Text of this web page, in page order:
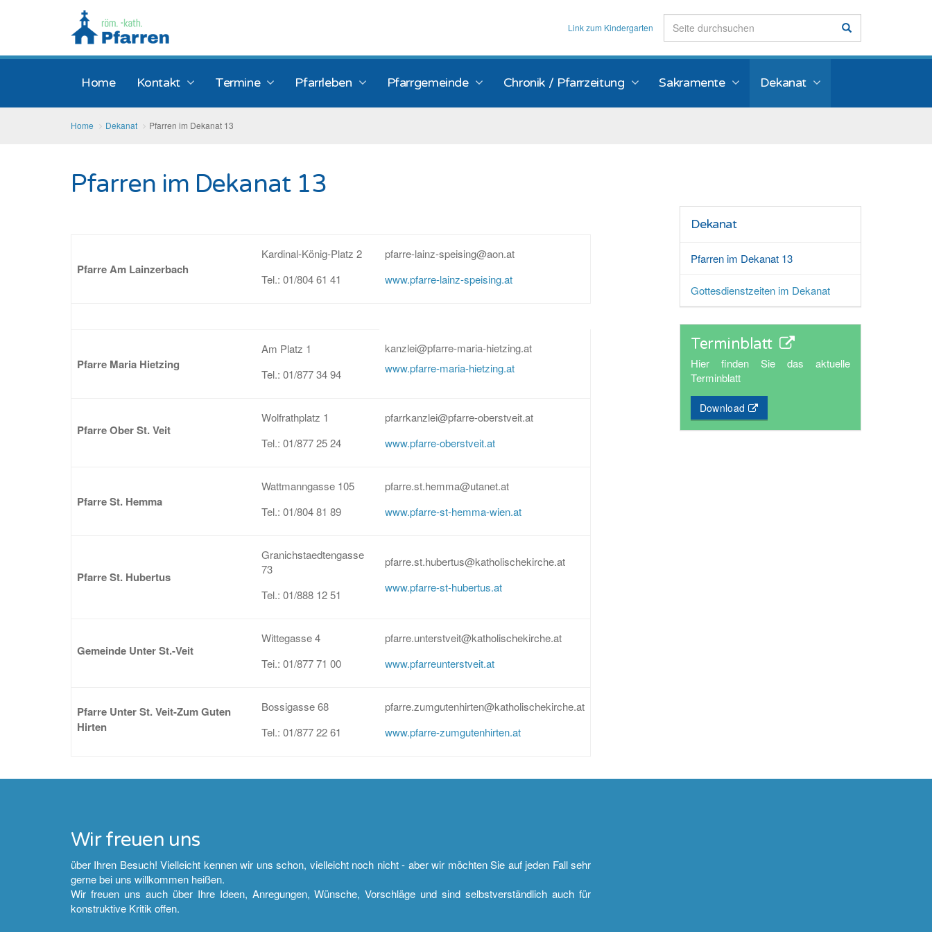
Home Kontakt Termine Pfarrleben Pfarrgemeinde Chronik / Pfarrzeitung Sakramente Dekanat
Link zum Kindergarten
Home Dekanat Pfarren im Dekanat 13
Pfarren im Dekanat 13
Pfarre Am Lainzerbach
Kardinal-König-Platz 2
Tel.: 01/804 61 41
pfarre-lainz-speising@aon.at
www.pfarre-lainz-speising.at
Pfarre Maria Hietzing
Am Platz 1
Tel.: 01/877 34 94
kanzlei@pfarre-maria-hietzing.at
www.pfarre-maria-hietzing.at
Pfarre Ober St. Veit
Wolfrathplatz 1
Tel.: 01/877 25 24
pfarrkanzlei@pfarre-oberstveit.at
www.pfarre-oberstveit.at
Pfarre St. Hemma
Wattmanngasse 105
Tel.: 01/804 81 89
pfarre.st.hemma@utanet.at
www.pfarre-st-hemma-wien.at
Pfarre St. Hubertus
Granichstaedtengasse
73
Tel.: 01/888 12 51
pfarre.st.hubertus@katholischekirche.at
www.pfarre-st-hubertus.at
Gemeinde Unter St.-Veit
Wittegasse 4
Tei.: 01/877 71 00
pfarre.unterstveit@katholischekirche.at
www.pfarreunterstveit.at
Pfarre Unter St. Veit-Zum Guten
Hirten
Bossigasse 68
Tel.: 01/877 22 61
pfarre.zumgutenhirten@katholischekirche.at
www.pfarre-zumgutenhirten.at
Dekanat
Pfarren im Dekanat 13
Gottesdienstzeiten im Dekanat
Terminblatt
Hier finden Sie das aktuelle
Terminblatt
Download
Wir freuen uns
über Ihren Besuch! Vielleicht kennen wir uns schon, vielleicht noch nicht - aber wir möchten Sie auf jeden Fall sehr
gerne bei uns willkommen heißen.
Wir freuen uns auch über Ihre Ideen, Anregungen, Wünsche, Vorschläge und sind selbstverständlich auch für
konstruktive Kritik offen.